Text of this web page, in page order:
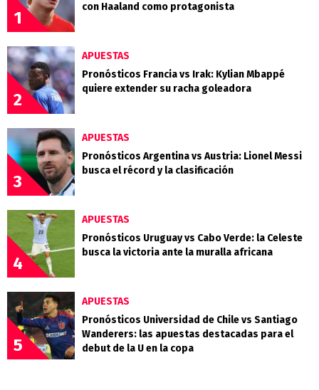
1
con Haaland como protagonista
2
APUESTAS
Pronósticos Francia vs Irak: Kylian Mbappé
quiere extender su racha goleadora
3
APUESTAS
Pronósticos Argentina vs Austria: Lionel Messi
busca el récord y la clasificación
4
APUESTAS
Pronósticos Uruguay vs Cabo Verde: la Celeste
busca la victoria ante la muralla africana
5
APUESTAS
Pronósticos Universidad de Chile vs Santiago
Wanderers: las apuestas destacadas para el
debut de la U en la copa